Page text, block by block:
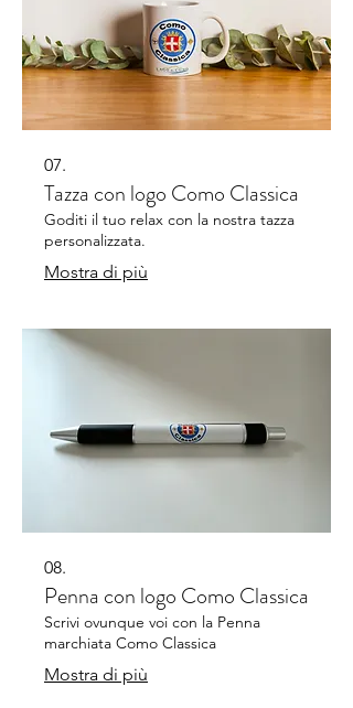
07.
Tazza con logo Como Classica
Goditi il tuo relax con la nostra tazza
personalizzata.
Mostra di più
08.
Penna con logo Como Classica
Scrivi ovunque voi con la Penna
marchiata Como Classica
Mostra di più